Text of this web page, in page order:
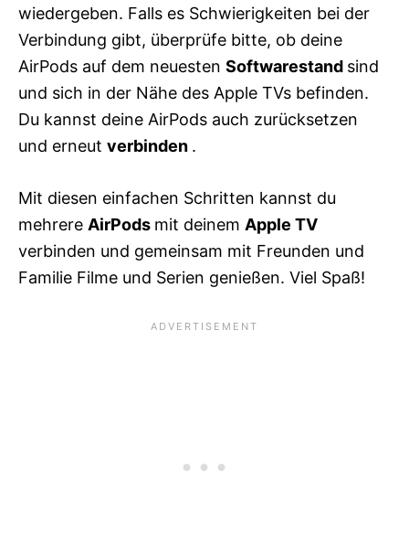
wiedergeben. Falls es Schwierigkeiten bei der
Verbindung gibt, überprüfe bitte, ob deine
AirPods auf dem neuesten Softwarestand sind
und sich in der Nähe des Apple TVs befinden.
Du kannst deine AirPods auch zurücksetzen
und erneut verbinden .
Mit diesen einfachen Schritten kannst du
mehrere AirPods mit deinem Apple TV
verbinden und gemeinsam mit Freunden und
Familie Filme und Serien genießen. Viel Spaß!